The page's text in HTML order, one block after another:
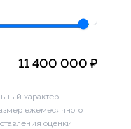
11 400 000 ₽
характер.
ежемесячного
оценки